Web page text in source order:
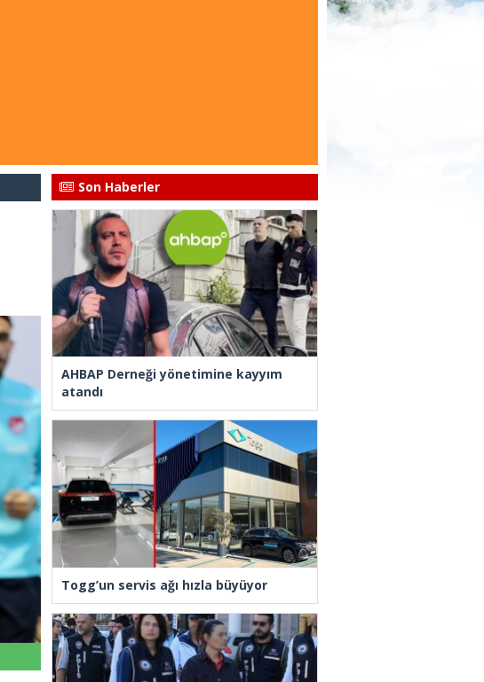
Son Haberler
AHBAP Derneği yönetimine kayyım
atandı
Togg’un servis ağı hızla büyüyor